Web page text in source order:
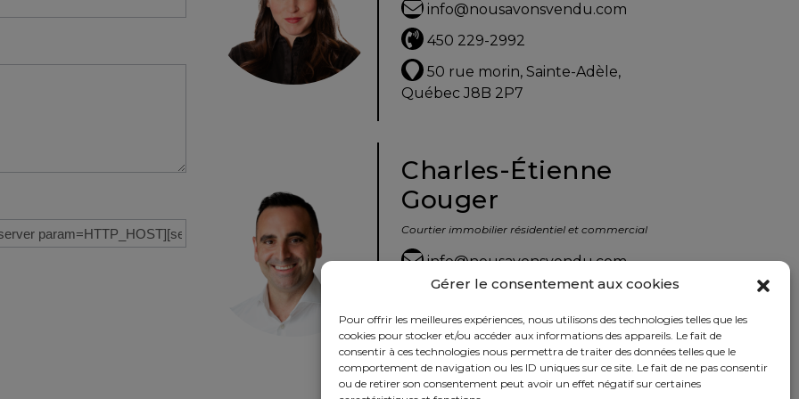
Gérer le consentement aux cookies
Pour offrir les meilleures expériences, nous utilisons des technologies telles que les
cookies pour stocker et/ou accéder aux informations des appareils. Le fait de
consentir à ces technologies nous permettra de traiter des données telles que le
comportement de navigation ou les ID uniques sur ce site. Le fait de ne pas consentir
ou de retirer son consentement peut avoir un effet négatif sur certaines
info@nousavonsvendu.com
450 229-2992
50 rue morin, Sainte-Adèle,
Québec J8B 2P7
Charles-Étienne
Gouger
Courtier immobilier résidentiel et commercial
info@nousavonsvendu.com
450 229-2992
50 rue morin, Sainte-Adèle,
Québec J8B 2P7